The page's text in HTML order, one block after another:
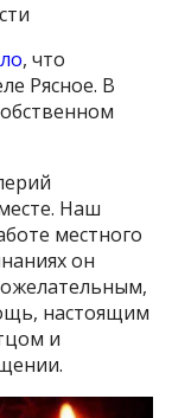
, что
Рясное. В
Наш
местного
он
настоящим
и